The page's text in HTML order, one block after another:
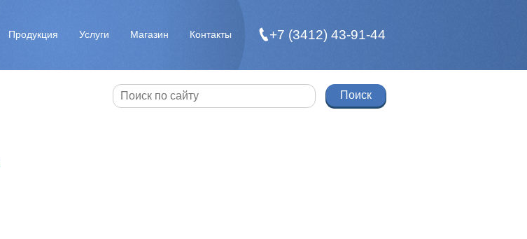
Продукция Услуги Магазин Контакты +7 (3412) 43-91-44